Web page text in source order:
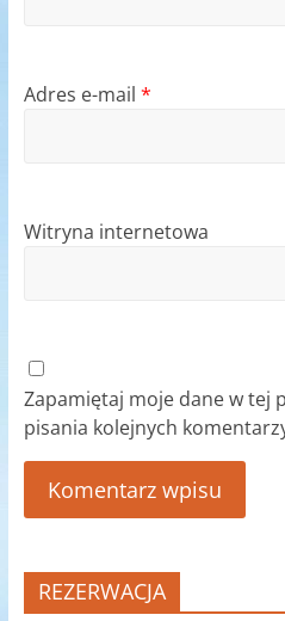
Adres e-mail *
Witryna internetowa
Zapamiętaj moje dane w tej
pisania kolejnych
REZERWACJA